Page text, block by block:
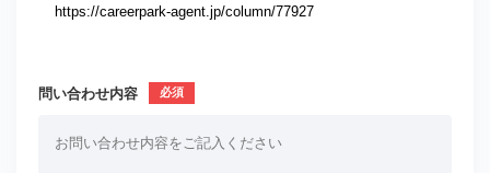
問い合わせ内容